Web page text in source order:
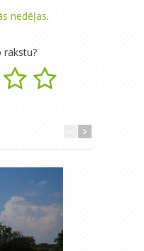
nedēļas.
rakstu?